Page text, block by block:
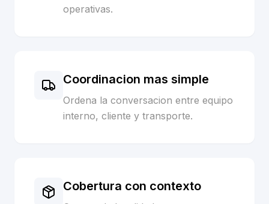
operativas.
Coordinacion mas simple
Ordena la conversacion entre equipo
interno, cliente y transporte.
Cobertura con contexto